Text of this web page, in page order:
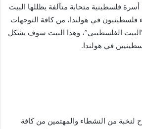
فلسطينية متحابة متآلفة يظللها البيت
في هولندا، من كافة التوجهات
الفلسطيني”، وهذا البيت سوف يشكل
في هولندا.
لنخبة من النشطاء والمهتمين من كافة